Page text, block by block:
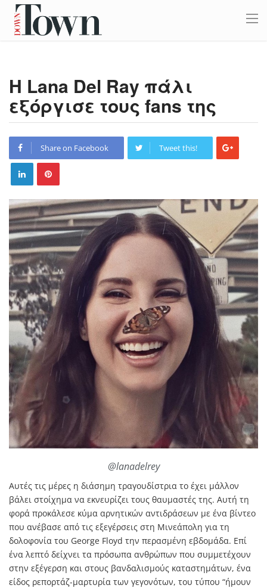
Η Lana Del Ray πάλι
εξόργισε τους fans της
Share on Facebook Tweet this!
@lanadelrey
Αυτές τις μέρες η διάσημη τραγουδίστρια το έχει μάλλον
βάλει στοίχημα να εκνευρίζει τους θαυμαστές της. Αυτή τη
φορά προκάλεσε κύμα αρνητικών αντιδράσεων με ένα βίντεο
που ανέβασε από τις εξεγέρσεις στη Μινεάπολη για τη
δολοφονία του George Floyd την περασμένη εβδομάδα. Επί
ένα λεπτό δείχνει τα πρόσωπα ανθρώπων που συμμετέχουν
στην εξέγερση και στους βανδαλισμούς καταστημάτων, ένα
είδος ρεπορτάζ-μαρτυρία των γεγονότων, του τύπου “ήμουν